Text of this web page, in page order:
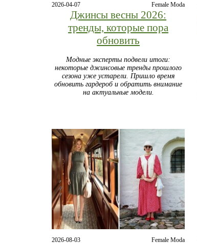
2026-04-07 Female Moda
Джинсы весны 2026:
тренды, которые пора
обновить
Модные эксперты подвели итоги:
некоторые джинсовые тренды прошлого
сезона уже устарели. Пришло время
обновить гардероб и обратить внимание
на актуальные модели.
2026-08-03 Female Moda